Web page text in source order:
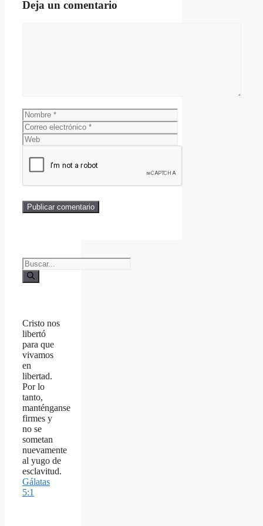
Deja un comentario
Nombre
Correo
electrónico
Web
Buscar:
Cristo nos
libertó
para que
vivamos
en
libertad.
Por lo
tanto,
manténganse
firmes y
no se
sometan
nuevamente
al yugo de
esclavitud.
Gálatas
5:1